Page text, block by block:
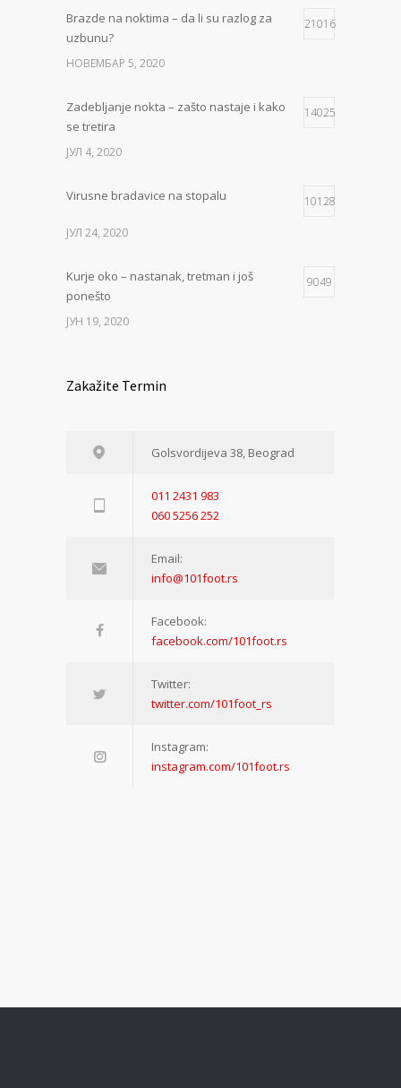
Brazde na noktima – da li su razlog za
uzbunu?
21016
НОВЕМБАР 5, 2020
Zadebljanje nokta – zašto nastaje i kako
se tretira
14025
ЈУЛ 4, 2020
Virusne bradavice na stopalu 10128
ЈУЛ 24, 2020
Kurje oko – nastanak, tretman i još
ponešto
9049
ЈУН 19, 2020
Zakažite Termin
Golsvordijeva 38, Beograd
011 2431 983
060 5256 252
Email:
info@101foot.rs
Facebook:
facebook.com/101foot.rs
Twitter:
twitter.com/101foot_rs
Instagram:
instagram.com/101foot.rs